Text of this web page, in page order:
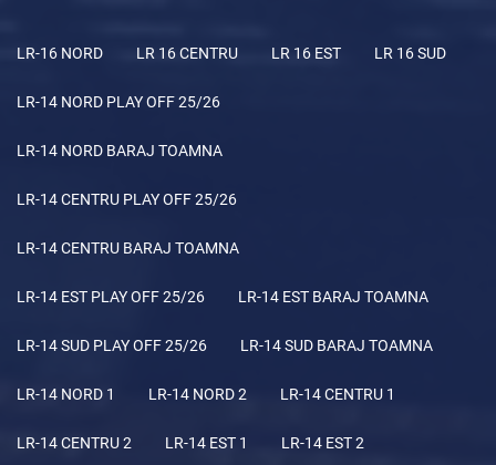
LR-16 NORD LR 16 CENTRU LR 16 EST LR 16 SUD
LR-14 NORD PLAY OFF 25/26
LR-14 NORD BARAJ TOAMNA
LR-14 CENTRU PLAY OFF 25/26
LR-14 CENTRU BARAJ TOAMNA
LR-14 EST PLAY OFF 25/26 LR-14 EST BARAJ TOAMNA
LR-14 SUD PLAY OFF 25/26 LR-14 SUD BARAJ TOAMNA
LR-14 NORD 1 LR-14 NORD 2 LR-14 CENTRU 1
LR-14 CENTRU 2 LR-14 EST 1 LR-14 EST 2